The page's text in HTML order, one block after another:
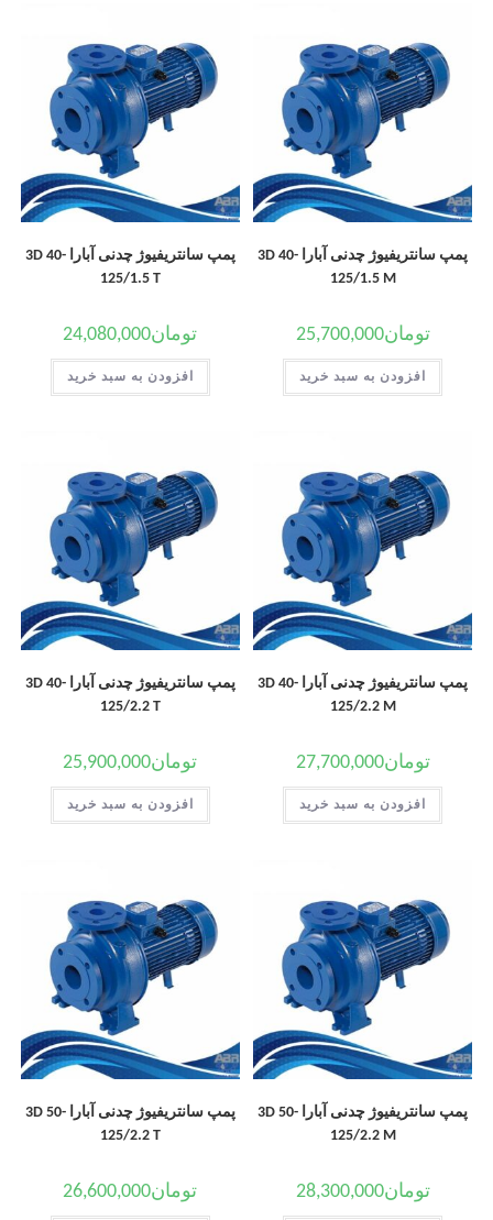
پمپ سانتریفیوژ چدنی آبارا 3D 40-
125/1.5 M
تومان25,700,000
افزودن به سبد خرید
پمپ سانتریفیوژ چدنی آبارا 3D 40-
125/1.5 T
تومان24,080,000
افزودن به سبد خرید
پمپ سانتریفیوژ چدنی آبارا 3D 40-
125/2.2 M
تومان27,700,000
افزودن به سبد خرید
پمپ سانتریفیوژ چدنی آبارا 3D 40-
125/2.2 T
تومان25,900,000
افزودن به سبد خرید
پمپ سانتریفیوژ چدنی آبارا 3D 50-
125/2.2 M
تومان28,300,000
پمپ سانتریفیوژ چدنی آبارا 3D 50-
125/2.2 T
تومان26,600,000